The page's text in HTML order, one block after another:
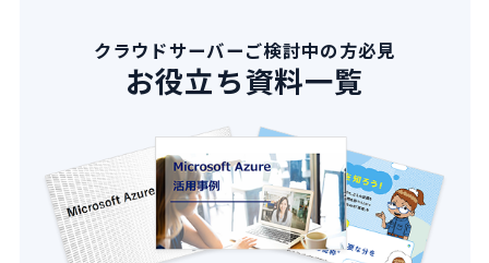
クラウドサーバーご検討中の方必見
お役立ち資料一覧